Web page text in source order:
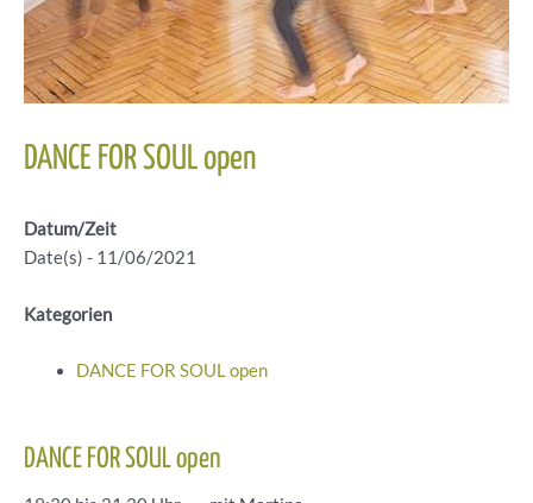
DANCE FOR SOUL open
Datum/Zeit
Date(s) - 11/06/2021
Kategorien
DANCE FOR SOUL open
DANCE FOR SOUL open